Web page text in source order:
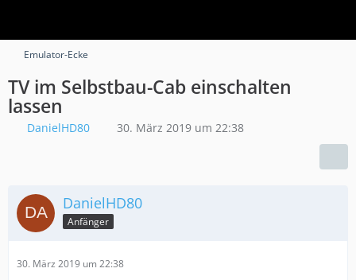
Emulator-Ecke
TV im Selbstbau-Cab einschalten
lassen
DanielHD80 30. März 2019 um 22:38
DanielHD80
Anfänger
30. März 2019 um 22:38